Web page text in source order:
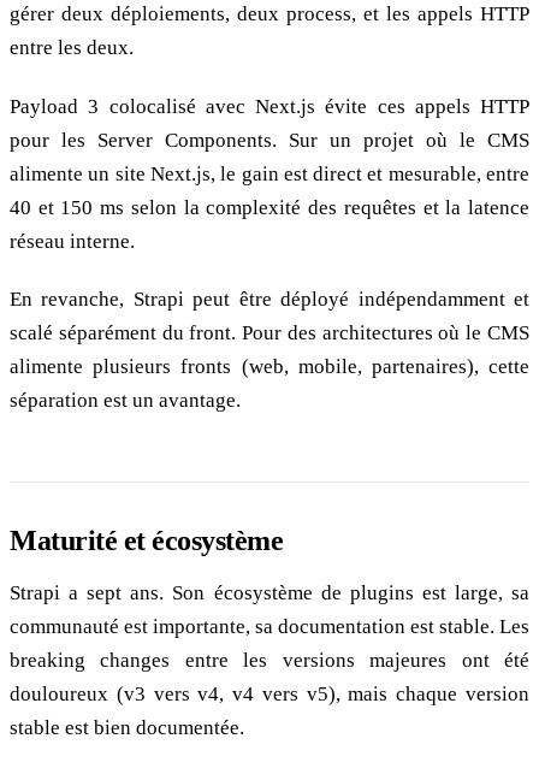
gérer deux déploiements, deux process, et les appels HTTP
entre les deux.
Payload 3 colocalisé avec Next.js évite ces appels HTTP
pour les Server Components. Sur un projet où le CMS
alimente un site Next.js, le gain est direct et mesurable, entre
40 et 150 ms selon la complexité des requêtes et la latence
réseau interne.
En revanche, Strapi peut être déployé indépendamment et
scalé séparément du front. Pour des architectures où le CMS
alimente plusieurs fronts (web, mobile, partenaires), cette
séparation est un avantage.
Maturité et écosystème
Strapi a sept ans. Son écosystème de plugins est large, sa
communauté est importante, sa documentation est stable. Les
breaking changes entre les versions majeures ont été
douloureux (v3 vers v4, v4 vers v5), mais chaque version
stable est bien documentée.